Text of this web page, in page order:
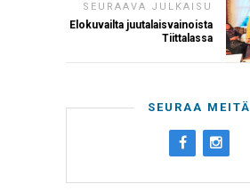
SEURAAVA JULKAISU
Elokuvailta juutalaisvainoista
Tiittalassa
SEURAA MEITÄ